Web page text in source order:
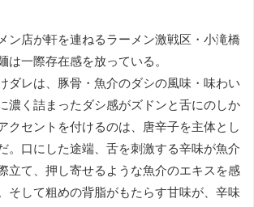
ン店が軒を連ねるラーメン激戦区・小滝橋
は一際存在感を放っている。
ダレは、豚骨・魚介のダシの風味・味わい
濃く詰まったダシ感がズドンと舌にのしか
クセントを付けるのは、唐辛子を主体とし
。口にした途端、舌を刺激する辛味が魚介
立て、押し寄せるような魚介のエキスを感
そして粗めの背脂がもたらす甘味が、辛味